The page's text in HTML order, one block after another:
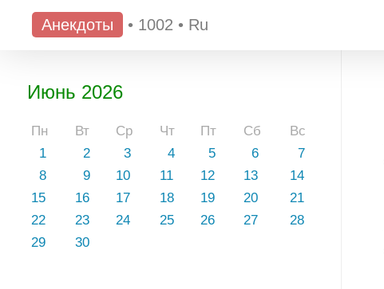
Анекдоты • 1002 • Ru
Июнь 2026
Пн Вт Ср Чт Пт Сб
Вс
1
2 3 4 5 6
7
8
9 10 11 12 13
14
15
16 17 18 19 20
21
22
23 24 25 26 27
28
29
30